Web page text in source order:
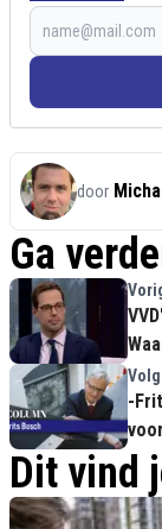
door
Ga
-
Dit vind